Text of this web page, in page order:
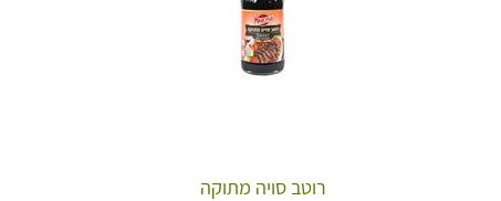
רוטב סויה מתוקה